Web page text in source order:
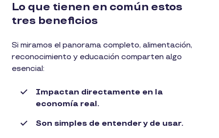
Lo que tienen en común estos
tres beneficios
Si miramos el panorama completo, alimentación,
reconocimiento y educación comparten algo
esencial:
Impactan directamente en la
economía real.
Son simples de entender y de usar.